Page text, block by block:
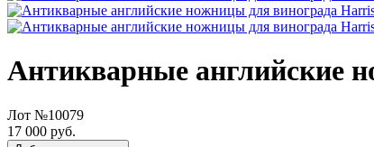
Антикварные английские
Лот №10079
17 000 руб.